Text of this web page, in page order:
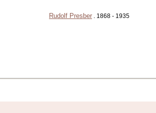
Rudolf Presber . 1868 - 1935